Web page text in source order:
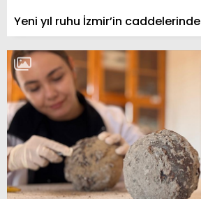
Yeni yıl ruhu İzmir’in caddelerinde